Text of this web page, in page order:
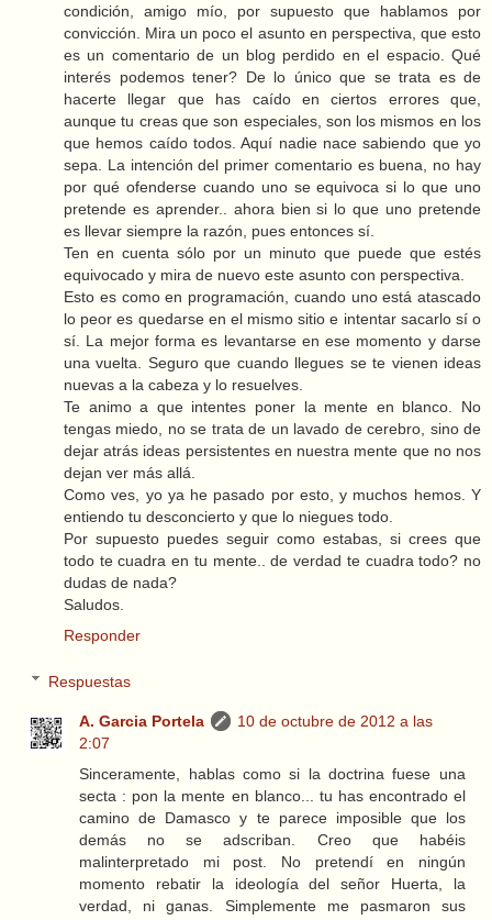
condición, amigo mío, por supuesto que hablamos por
convicción. Mira un poco el asunto en perspectiva, que esto
es un comentario de un blog perdido en el espacio. Qué
interés podemos tener? De lo único que se trata es de
hacerte llegar que has caído en ciertos errores que,
aunque tu creas que son especiales, son los mismos en los
que hemos caído todos. Aquí nadie nace sabiendo que yo
sepa. La intención del primer comentario es buena, no hay
por qué ofenderse cuando uno se equivoca si lo que uno
pretende es aprender.. ahora bien si lo que uno pretende
es llevar siempre la razón, pues entonces sí.
Ten en cuenta sólo por un minuto que puede que estés
equivocado y mira de nuevo este asunto con perspectiva.
Esto es como en programación, cuando uno está atascado
lo peor es quedarse en el mismo sitio e intentar sacarlo sí o
sí. La mejor forma es levantarse en ese momento y darse
una vuelta. Seguro que cuando llegues se te vienen ideas
nuevas a la cabeza y lo resuelves.
Te animo a que intentes poner la mente en blanco. No
tengas miedo, no se trata de un lavado de cerebro, sino de
dejar atrás ideas persistentes en nuestra mente que no nos
dejan ver más allá.
Como ves, yo ya he pasado por esto, y muchos hemos. Y
entiendo tu desconcierto y que lo niegues todo.
Por supuesto puedes seguir como estabas, si crees que
todo te cuadra en tu mente.. de verdad te cuadra todo? no
dudas de nada?
Saludos.
Responder
Respuestas
A. Garcia Portela
10 de octubre de 2012 a las
2:07
Sinceramente, hablas como si la doctrina fuese una
secta : pon la mente en blanco... tu has encontrado el
camino de Damasco y te parece imposible que los
demás no se adscriban. Creo que habéis
malinterpretado mi post. No pretendí en ningún
momento rebatir la ideología del señor Huerta, la
verdad, ni ganas. Simplemente me pasmaron sus